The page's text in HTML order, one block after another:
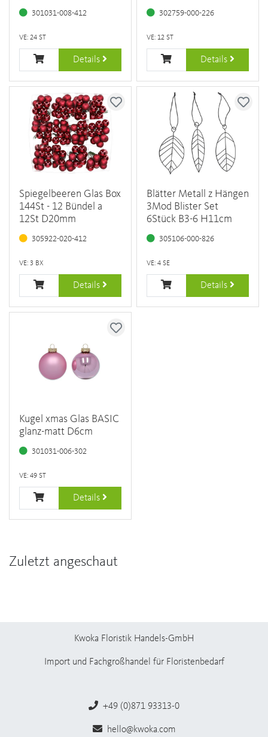
301031-008-412
VE: 24 ST
Details
302759-000-226
VE: 12 ST
Details
Spiegelbeeren Glas Box
144St - 12 Bündel a
12St D20mm
305922-020-412
VE: 3 BX
Details
Blätter Metall z Hängen
3Mod Blister Set
6Stück B3-6 H11cm
305106-000-826
VE: 4 SE
Details
Kugel xmas Glas BASIC
glanz-matt D6cm
301031-006-302
VE: 49 ST
Details
Zuletzt angeschaut
Kwoka Floristik Handels-GmbH
Import und Fachgroßhandel für Floristenbedarf
+49 (0)871 93313-0
hello@kwoka.com